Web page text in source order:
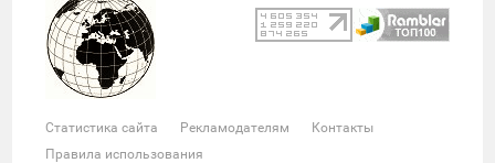
Велоспорт
Покер Хоккей
Баскетбол
Мотор
Теннис Футбол
Фото и видео
Судьи
Статистика
Звезды
Скандалы Шоу-бизнес
Интервью
Статистика сайта Рекламодателям
Контакты
Правила использования